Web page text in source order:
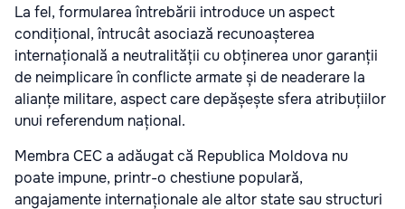
La fel, formularea întrebării introduce un aspect
condițional, întrucât asociază recunoașterea
internațională a neutralității cu obținerea unor garanții
de neimplicare în conflicte armate și de neaderare la
alianțe militare, aspect care depășește sfera atribuțiilor
unui referendum național.
Membra CEC a adăugat că Republica Moldova nu
poate impune, printr-o chestiune populară,
angajamente internaționale ale altor state sau structuri